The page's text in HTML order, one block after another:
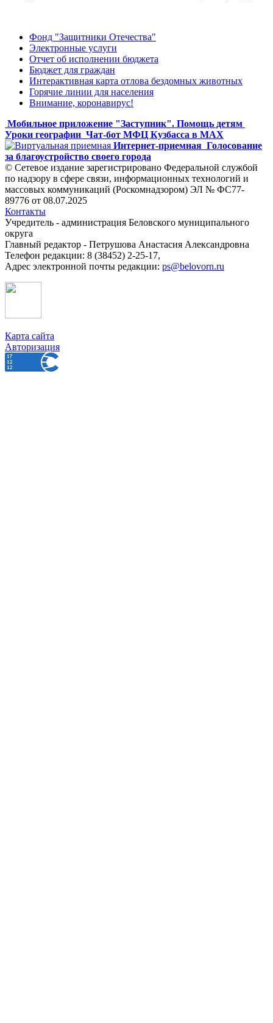
Фонд "Защитники Отечества"
Электронные услуги
Отчет об исполнении бюджета
Бюджет для граждан
Интерактивная карта отлова бездомных животных
Горячие линии для населения
Внимание, коронавирус!
Мобильное приложение "Заступник". Помощь детям
Уроки географии Чат-бот МФЦ Кузбасса в MAX
Интернет-приемная Голосование
за благоустройство своего города
© Сетевое издание зарегистрировано Федеральной службой
по надзору в сфере связи, информационных технологий и
массовых коммуникаций (Роскомнадзором) ЭЛ № ФС77-
89776 от 08.07.2025
Контакты
Учредитель - администрация Беловского муниципального
округа
Главный редактор - Петрушова Анастасия Александровна
Телефон редакции: 8 (38452) 2-25-17,
Адрес электронной почты редакции: ps@belovorn.ru
Карта сайта
Авторизация